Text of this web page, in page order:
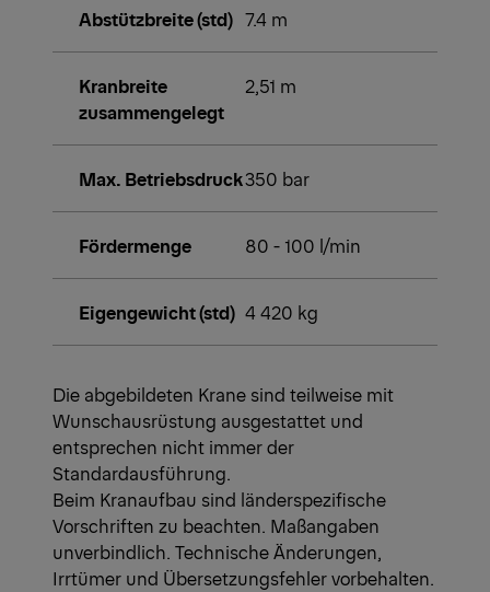
Abstützbreite (std) 7.4 m
Kranbreite
zusammengelegt
2,51 m
Max. Betriebsdruck350 bar
Fördermenge 80 - 100 l/min
Eigengewicht (std) 4 420 kg
Die abgebildeten Krane sind teilweise mit
Wunschausrüstung ausgestattet und
entsprechen nicht immer der
Standardausführung.
Beim Kranaufbau sind länderspezifische
Vorschriften zu beachten. Maßangaben
unverbindlich. Technische Änderungen,
Irrtümer und Übersetzungsfehler vorbehalten.